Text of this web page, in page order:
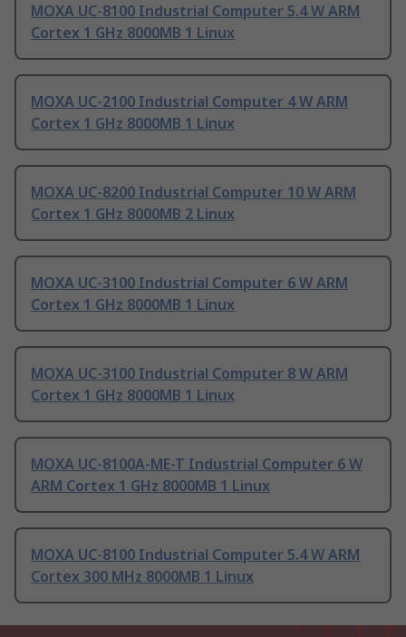
MOXA UC-8100 Industrial Computer 5.4 W ARM
Cortex 1 GHz 8000MB 1 Linux
MOXA UC-2100 Industrial Computer 4 W ARM
Cortex 1 GHz 8000MB 1 Linux
MOXA UC-8200 Industrial Computer 10 W ARM
Cortex 1 GHz 8000MB 2 Linux
MOXA UC-3100 Industrial Computer 6 W ARM
Cortex 1 GHz 8000MB 1 Linux
MOXA UC-3100 Industrial Computer 8 W ARM
Cortex 1 GHz 8000MB 1 Linux
MOXA UC-8100A-ME-T Industrial Computer 6 W
ARM Cortex 1 GHz 8000MB 1 Linux
MOXA UC-8100 Industrial Computer 5.4 W ARM
Cortex 300 MHz 8000MB 1 Linux